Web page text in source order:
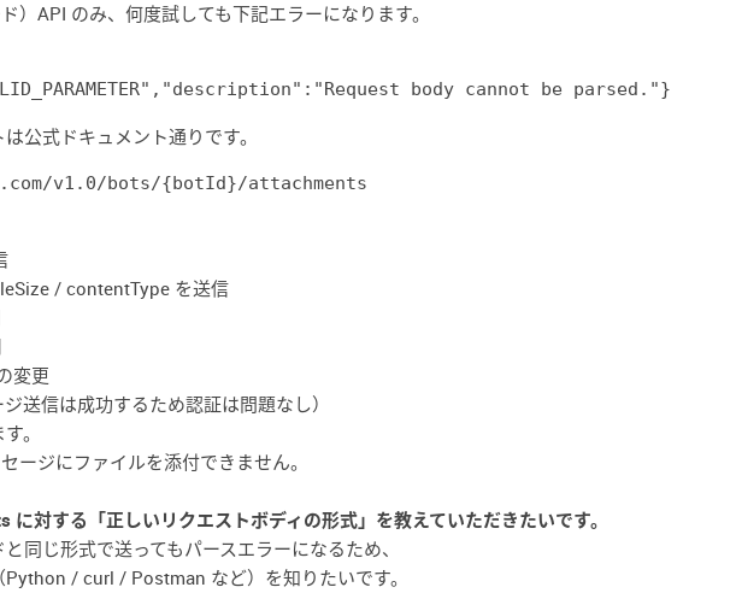
API のみ、何度試しても下記エラーになります。
, "description" : "Request body cannot be parsed."
公式ドキュメント通りです。
/ contentType を送信
変更
送信は成功するため認証は問題なし）
。
ージにファイルを添付できません。
対する「正しいリクエストボディの形式」を教えていただきたいです。
同じ形式で送ってもパースエラーになるため、
/ curl / Postman など）を知りたいです。